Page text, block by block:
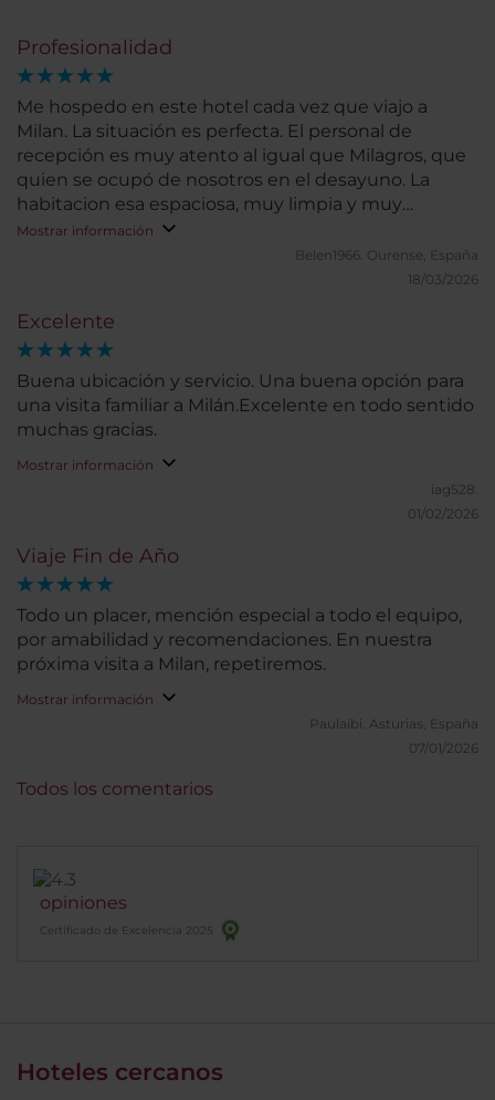
Profesionalidad
Me hospedo en este hotel cada vez que viajo a
Milan. La situación es perfecta. El personal de
recepción es muy atento al igual que Milagros, que
quien se ocupó de nosotros en el desayuno. La
habitacion esa espaciosa, muy limpia y muy
silenciosa para poder descansar deapués de un
Mostrar información
Belen1966. Ourense, España
18/03/2026
Excelente
Buena ubicación y servicio. Una buena opción para
una visita familiar a Milán.Excelente en todo sentido
muchas gracias.
Mostrar información
iag528.
01/02/2026
Viaje Fin de Año
Todo un placer, mención especial a todo el equipo,
por amabilidad y recomendaciones. En nuestra
próxima visita a Milan, repetiremos.
Mostrar información
Paulaibi. Asturias, España
07/01/2026
opiniones
Certificado de Excelencia 2025
Todos los comentarios
Hoteles cercanos